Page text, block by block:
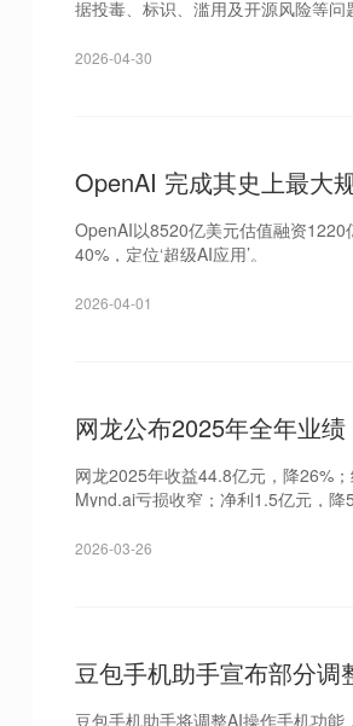
据投毒、标识、滥用及开源风险等问
2026-04-30
OpenAI 完成其史上最大
OpenAI以8520亿美元估值融资
40%，定位‘超级AI应用’。
2026-04-01
网龙公布2025年全年业
网龙2025年收益44.8亿元，降26%
Mynd.ai亏损收窄；净利1.5亿元，降
2026-03-26
豆包手机助手宣布部分调
豆包手机助手将调整AI操作手机功